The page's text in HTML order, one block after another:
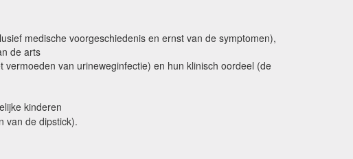
medische voorgeschiedenis en ernst van de symptomen),
de arts
van urineweginfectie) en hun klinisch oordeel (de
kinderen
van de dipstick).